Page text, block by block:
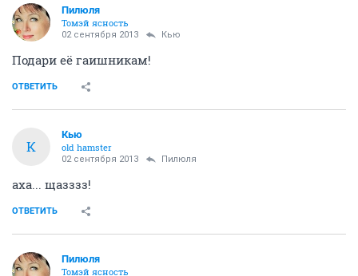
Пилюля
Томэй ясность
02 сентября 2013 Кью
Подари её гаишникам!
ОТВЕТИТЬ
К
Кью
old hamster
02 сентября 2013 Пилюля
аха... щазззз!
ОТВЕТИТЬ
Пилюля
Томэй ясность